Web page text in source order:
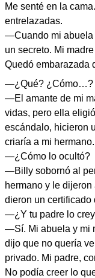
Me senté en la
entrelazadas.
—Cuando mi abuela
un secreto. Mi
Quedó embarazada
—¿Qué? ¿Cómo…?
—El amante de mi
vidas, pero ella
escándalo, hicieron
criaría a mi hermano.
—¿Cómo lo ocultó?
—Billy sobornó al
hermano y le
dieron un certificado
—¿Y tu padre lo
—Sí. Mi abuela y mi
dijo que no quería
privado. Mi padre,
No podía creer lo